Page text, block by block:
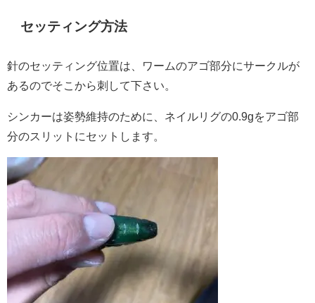
セッティング方法
針のセッティング位置は、ワームのアゴ部分にサークルが
あるのでそこから刺して下さい。
シンカーは姿勢維持のために、ネイルリグの0.9gをアゴ部
分のスリットにセットします。